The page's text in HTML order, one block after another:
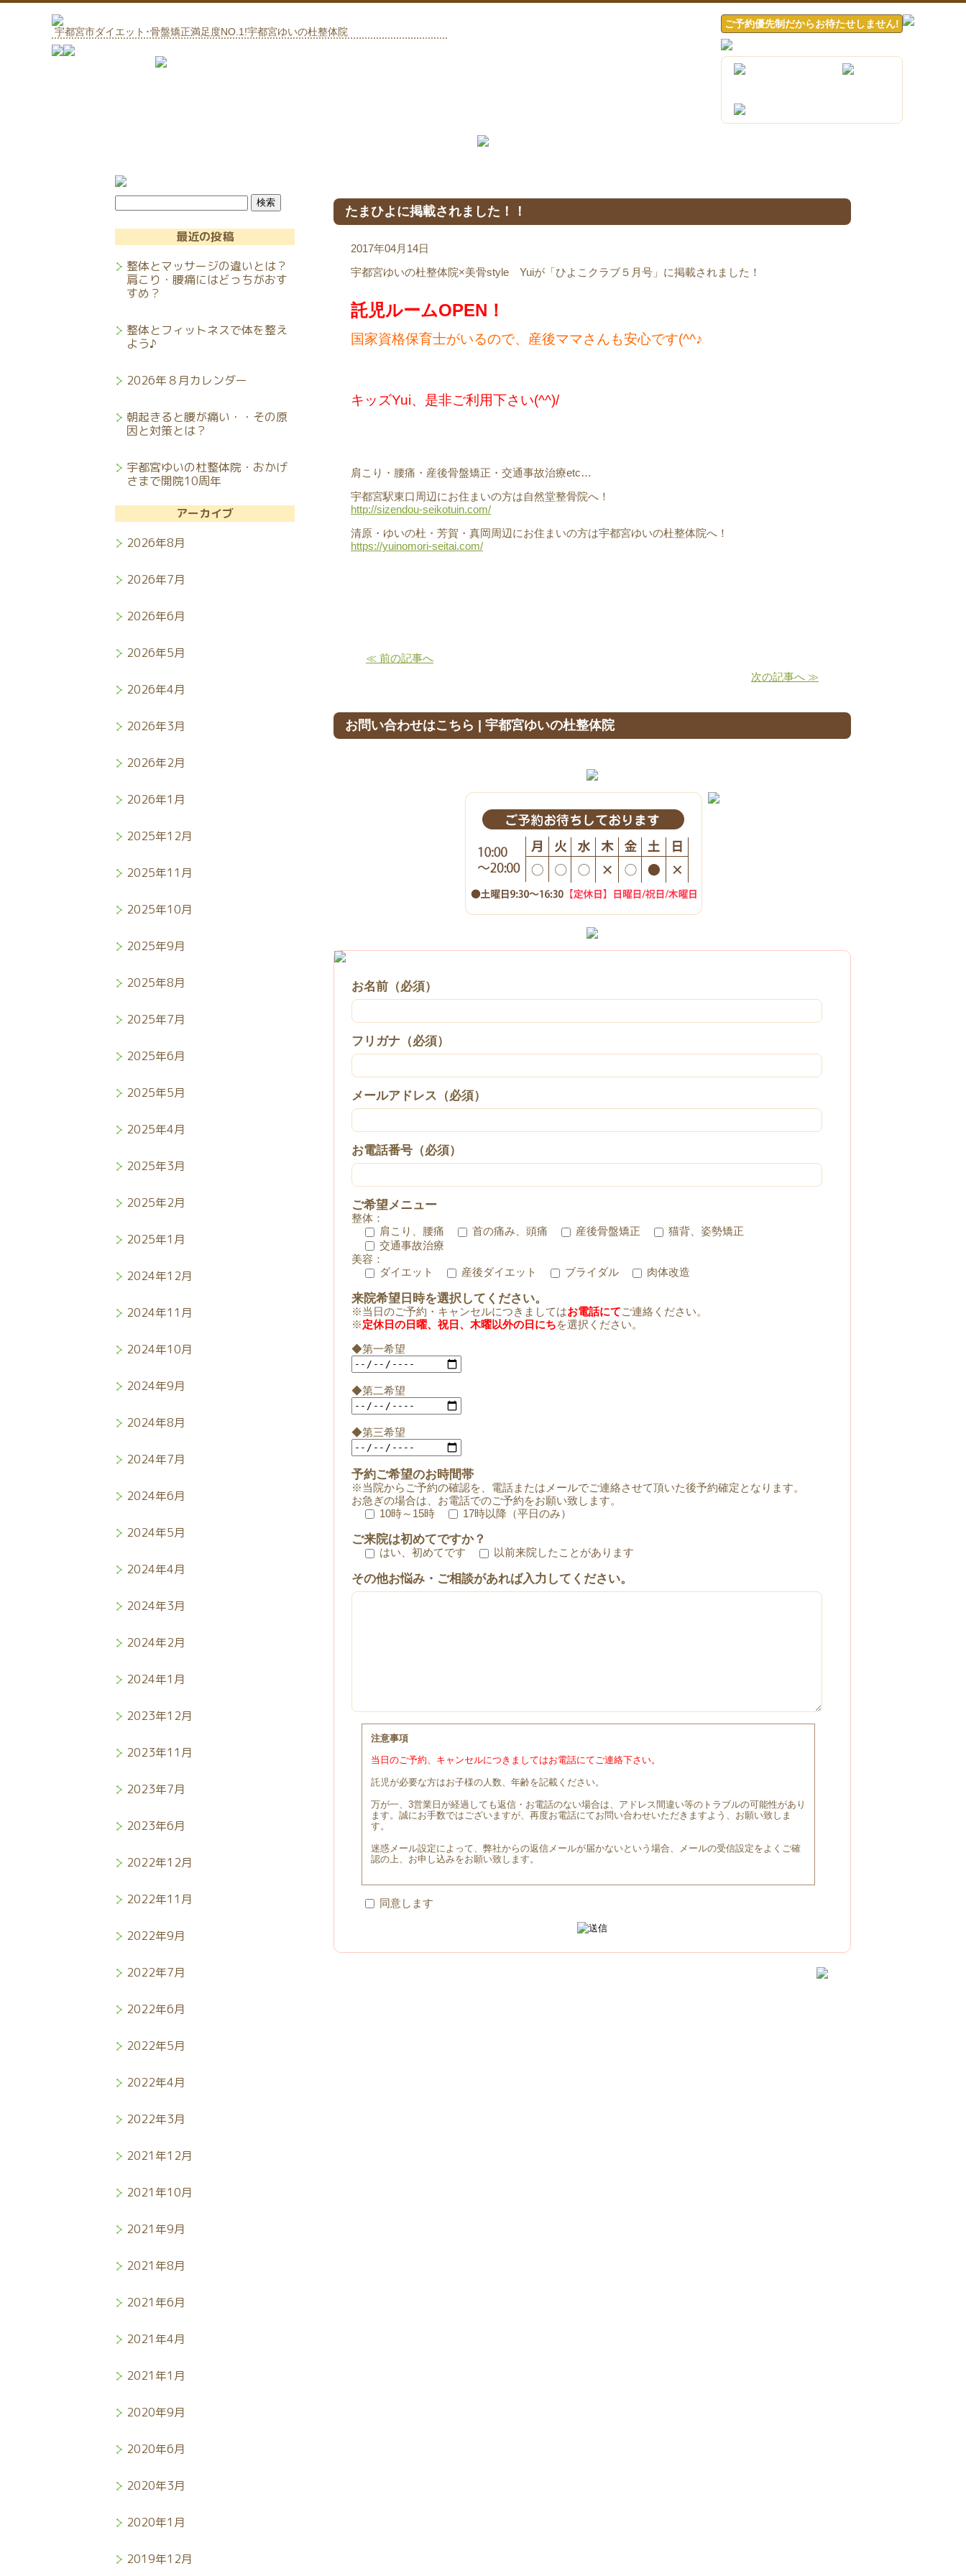
宇都宮市ダイエット･骨盤矯正満足度NO.1!宇都宮ゆいの杜整体院
ご予約優先制だからお待たせしません!
たまひよに掲載されました！！
2017年04月14日
宇都宮ゆいの杜整体院×美骨style Yuiが「ひよこクラブ５月号」に掲載されました！
託児ルームOPEN！
国家資格保育士がいるので、産後ママさんも安心です(^^♪
キッズYui、是非ご利用下さい(^^)/
肩こり・腰痛・産後骨盤矯正・交通事故治療etc…
宇都宮駅東口周辺にお住まいの方は自然堂整骨院へ！
http://sizendou-seikotuin.com/
清原・ゆいの杜・芳賀・真岡周辺にお住まいの方は宇都宮ゆいの杜整体院へ！
https://yuinomori-seitai.com/
≪ 前の記事へ
次の記事へ ≫
お問い合わせはこちら | 宇都宮ゆいの杜整体院
お名前（必須）
フリガナ（必須）
メールアドレス（必須）
お電話番号（必須）
ご希望メニュー
整体：
肩こり、腰痛
首の痛み、頭痛 産後骨盤矯正
猫背、姿勢矯正
交通事故治療
美容：
ダイエット
産後ダイエット ブライダル 肉体改造
来院希望日時を選択してください。
※当日のご予約・キャンセルにつきましてはお電話にてご連絡ください。
※定休日の日曜、祝日、木曜以外の日にちを選択ください。
◆第一希望
◆第二希望
◆第三希望
予約ご希望のお時間帯
※当院からご予約の確認を、電話またはメールでご連絡させて頂いた後予約確定となります。
お急ぎの場合は、お電話でのご予約をお願い致します。
10時～15時
17時以降（平日のみ）
ご来院は初めてですか？
はい、初めてです 以前来院したことがあります
その他お悩み・ご相談があれば入力してください。
注意事項
当日のご予約、キャンセルにつきましてはお電話にてご連絡下さい。
託児が必要な方はお子様の人数、年齢を記載ください。
万が一、3営業日が経過しても返信・お電話のない場合は、アドレス間違い等のトラブルの可能性があり
ます。誠にお手数ではございますが、再度お電話にてお問い合わせいただきますよう、お願い致しま
す。
迷惑メール設定によって、弊社からの返信メールが届かないという場合、メールの受信設定をよくご確
認の上、お申し込みをお願い致します。
同意します
最近の投稿
整体とマッサージの違いとは？
肩こり・腰痛にはどっちがおす
すめ？
整体とフィットネスで体を整え
よう♪
2026年８月カレンダー
朝起きると腰が痛い・・その原
因と対策とは？
宇都宮ゆいの杜整体院・おかげ
さまで開院10周年
アーカイブ
2026年8月
2026年7月
2026年6月
2026年5月
2026年4月
2026年3月
2026年2月
2026年1月
2025年12月
2025年11月
2025年10月
2025年9月
2025年8月
2025年7月
2025年6月
2025年5月
2025年4月
2025年3月
2025年2月
2025年1月
2024年12月
2024年11月
2024年10月
2024年9月
2024年8月
2024年7月
2024年6月
2024年5月
2024年4月
2024年3月
2024年2月
2024年1月
2023年12月
2023年11月
2023年7月
2023年6月
2022年12月
2022年11月
2022年9月
2022年7月
2022年6月
2022年5月
2022年4月
2022年3月
2021年12月
2021年10月
2021年9月
2021年8月
2021年6月
2021年4月
2021年1月
2020年9月
2020年6月
2020年3月
2020年1月
2019年12月